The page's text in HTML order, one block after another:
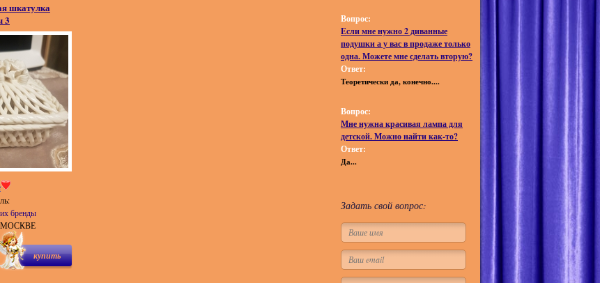
шкатулка
3
бренды
купить
Вопрос:
Если мне нужно 2 диванные
подушки а у вас в продаже только
одна. Можете мне сделать вторую?
Ответ:
Теоретически да, конечно....
Вопрос:
Мне нужна красивая лампа для
детской. Можно найти как-то?
Ответ:
Да...
Задать свой вопрос: